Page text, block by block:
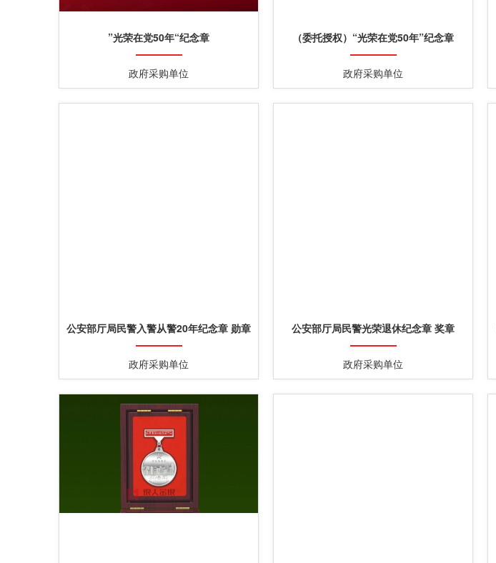
”光荣在党50年“纪念章
政府采购单位
（委托授权）“光荣在党50年”纪念章
政府采购单位
公安部厅局民警入警从警20年纪念章 勋章
政府采购单位
公安部厅局民警光荣退休纪念章 奖章
政府采购单位